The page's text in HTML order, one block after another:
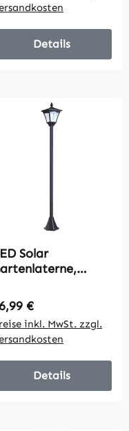
Details
Solar
120 cm
Stehleuchte
Gartenlampe
30 Lumen
Solarlampe mit
Windlicht
Preis:
€
inkl. MwSt. zzgl.
Details